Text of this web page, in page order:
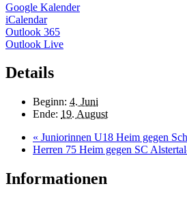
Google Kalender
iCalendar
Outlook 365
Outlook Live
Details
Beginn: 4. Juni
Ende: 19. August
« Juniorinnen U18 Heim gegen
Herren 75 Heim gegen SC
Informationen